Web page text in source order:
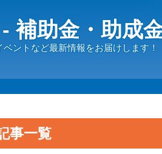
補助金・助成
ントなど最新情報をお届けします！
事一覧